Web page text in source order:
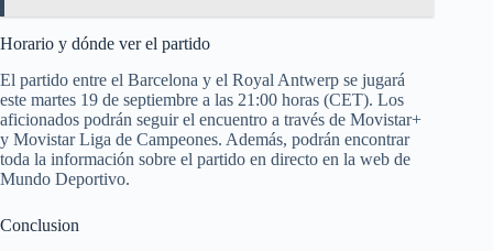
Horario y dónde ver el partido
El partido entre el Barcelona y el Royal Antwerp se jugará
este martes 19 de septiembre a las 21:00 horas (CET). Los
aficionados podrán seguir el encuentro a través de Movistar+
y Movistar Liga de Campeones. Además, podrán encontrar
toda la información sobre el partido en directo en la web de
Mundo Deportivo.
Conclusion